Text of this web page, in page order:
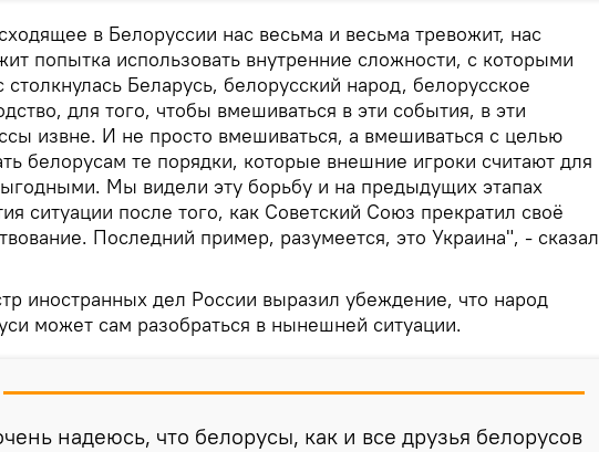
в Белоруссии нас весьма и весьма тревожит, нас
попытка использовать внутренние сложности, с которыми
столкнулась Беларусь, белорусский народ, белорусское
для того, чтобы вмешиваться в эти события, в эти
извне. И не просто вмешиваться, а вмешиваться с целью
белорусам те порядки, которые внешние игроки считают для
Мы видели эту борьбу и на предыдущих этапах
ситуации после того, как Советский Союз прекратил своё
Последний пример, разумеется, это Украина", - сказал
иностранных дел России выразил убеждение, что народ
может сам разобраться в нынешней ситуации.
надеюсь, что белорусы, как и все друзья белорусов